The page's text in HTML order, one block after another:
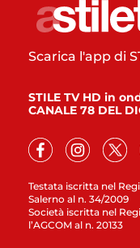
Testata iscritta nel
Salerno al n. 34/2009
Società iscritta nel
l’AGCOM al n. 20133
Scarica l'app di
STILE TV HD in
CANALE 78 DEL